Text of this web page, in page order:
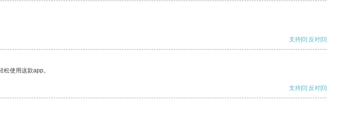
支持[0] 反对[0]
使用这款app。
支持[0] 反对[0]